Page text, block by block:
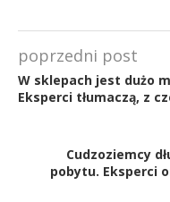
poprzedni post
W sklepach jest dużo
Eksperci tłumaczą, z
Cudzoziemcy
pobytu. Eksperci